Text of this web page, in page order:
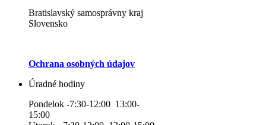
Bratislavský samosprávny kraj
Slovensko
Ochrana osobných údajov
Úradné hodiny
Pondelok -7:30-12:00 13:00-
15:00